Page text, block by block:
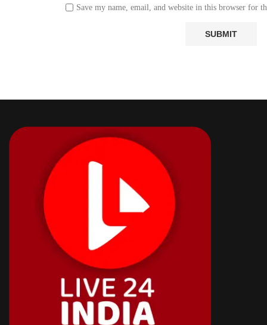
Save my name, email, and website in this browser for